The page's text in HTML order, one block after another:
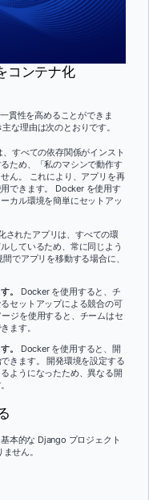
コンテナ化
貫性を高めることができま
な理由は次のとおりです。
、すべての依存関係がインスト
ため、「私のマシンで動作す
ん。 これにより、アプリを再
できます。 Docker を使用す
カル環境を簡単にセットアッ
されたアプリは、すべての環
しているため、常に同じよう
でアプリを移動する場合に、
。 Docker を使用すると、チ
セットアップによる競合の可
ジを使用すると、チームはセ
ます。
。 Docker を使用すると、開
きます。 開発環境を設定する
ようになったため、異なる開
本的な Django プロジェクト
せん。